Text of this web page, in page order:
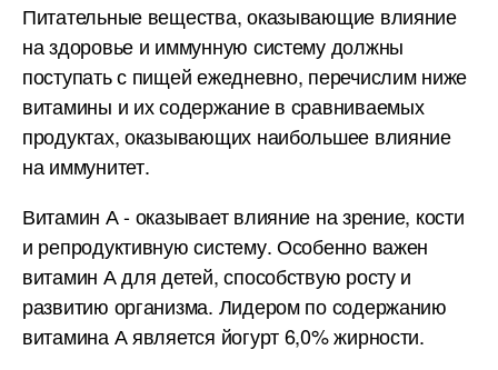
Питательные вещества, оказывающие влияние
на здоровье и иммунную систему должны
поступать с пищей ежедневно, перечислим ниже
витамины и их содержание в сравниваемых
продуктах, оказывающих наибольшее влияние
на иммунитет.
Витамин А - оказывает влияние на зрение, кости
и репродуктивную систему. Особенно важен
витамин А для детей, способствую росту и
развитию организма. Лидером по содержанию
витамина А является йогурт 6,0% жирности.